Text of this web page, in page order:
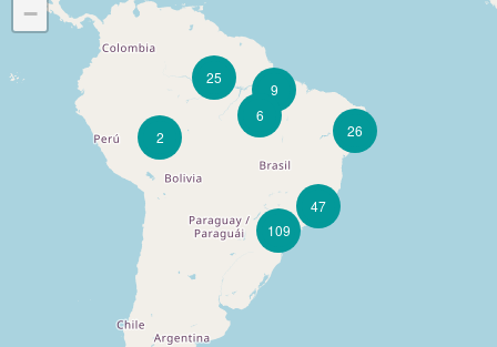
2
9
6
26
25
47
109
−